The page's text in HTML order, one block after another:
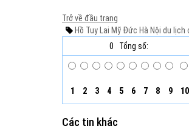
Trở về đầu trang
Hồ Tuy Lai Mỹ Đức Hà Nội du lịch
0
Tổng số:
1 2 3 4 5 6 7 8 9 10
Các tin khác